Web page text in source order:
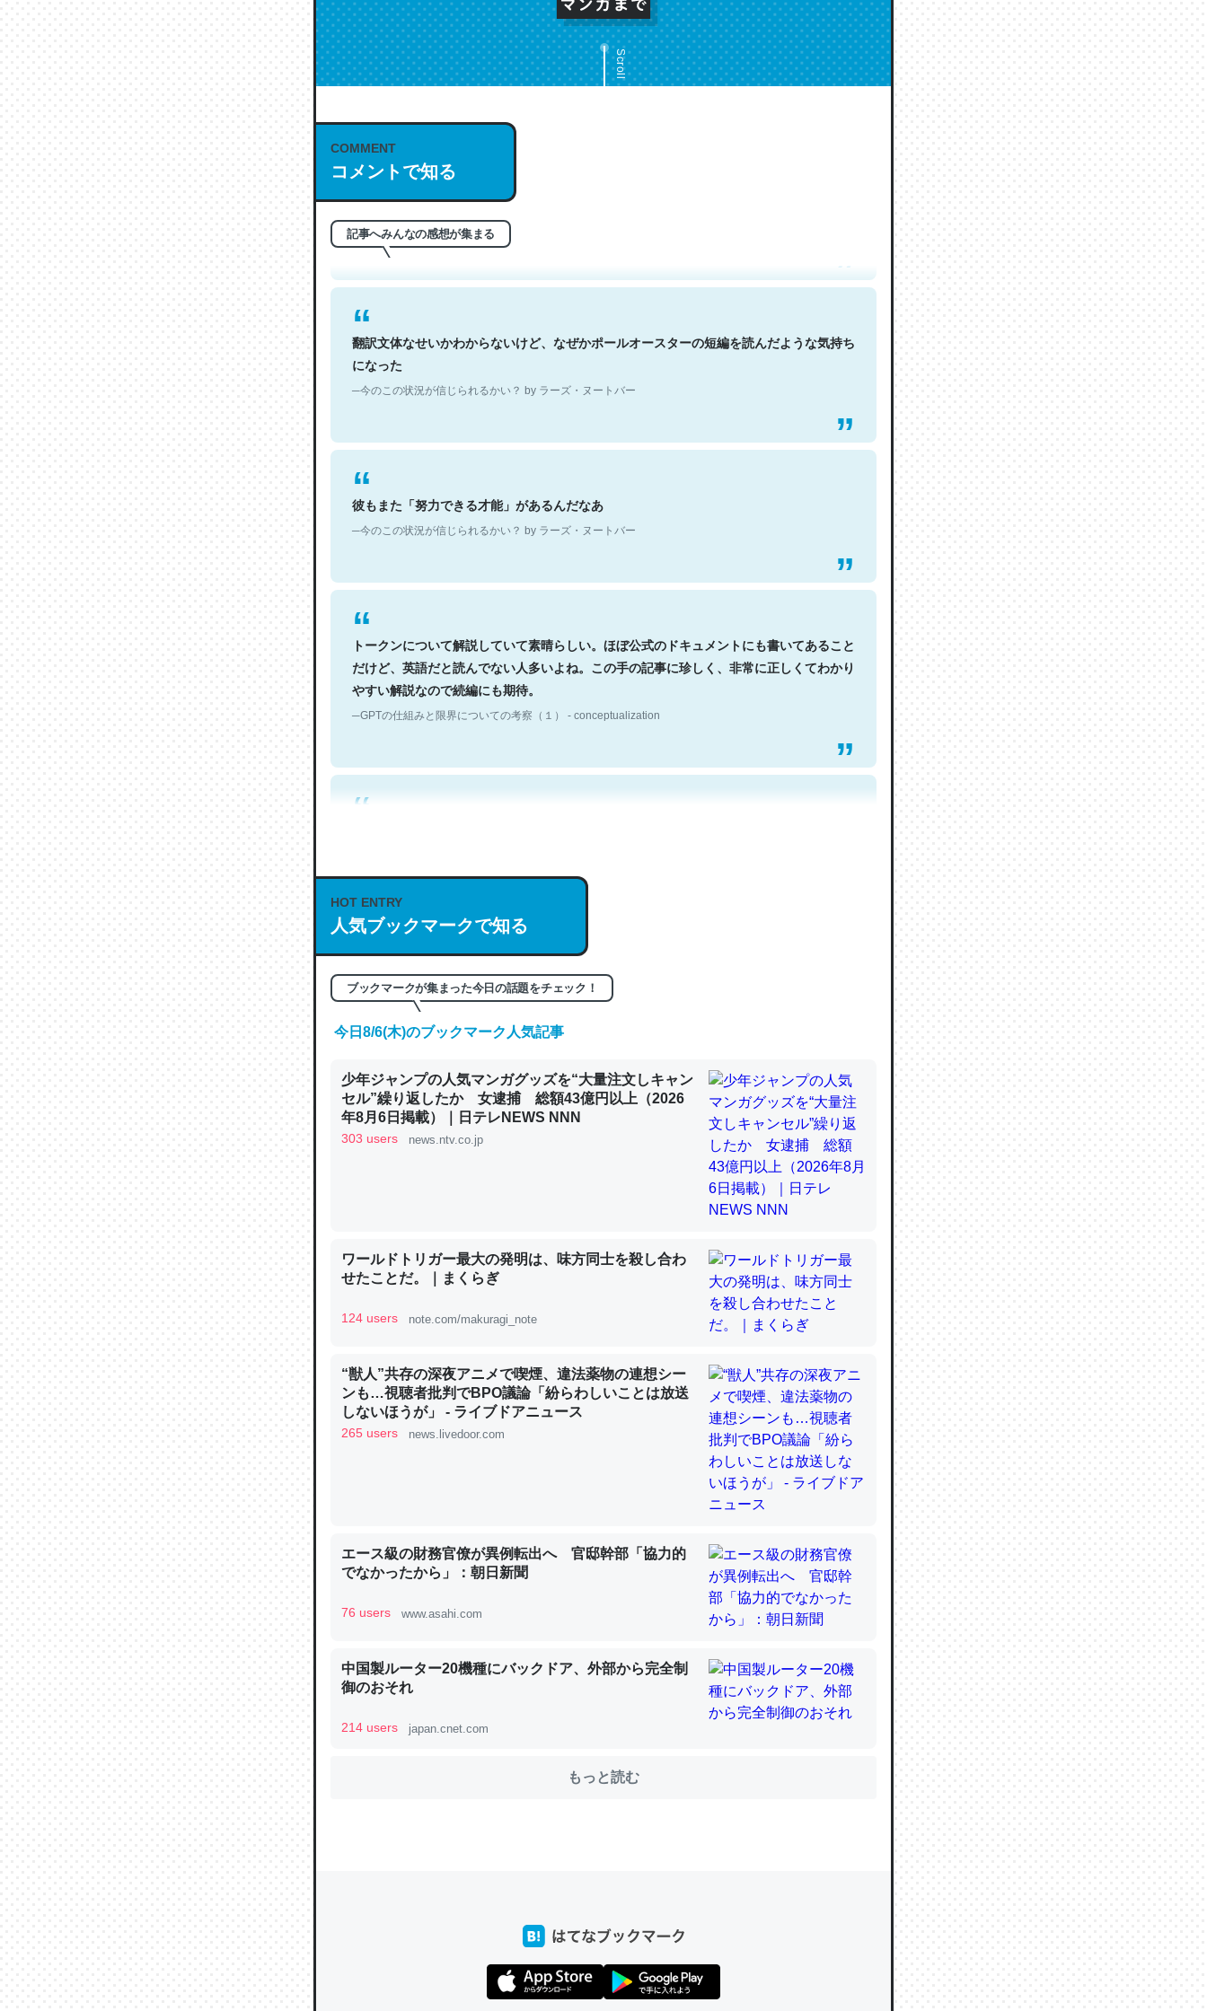
Scroll
COMMENT
コメントで知る
記事へみんなの感想が集まる
これは名文。彼はとてもクレバーなんだろうなと凄く思う。英語少しでも読める人は原文
もお勧め。自分はこの流れ好き。Let’s Fucking Go. Then Covid hit. Shit.
翻訳文体なせいかわからないけど、なぜかポールオースターの短編を読んだような気持ち
になった
─今のこの状況が信じられるかい？ by ラーズ・ヌートバー
彼もまた「努力できる才能」があるんだなあ
─今のこの状況が信じられるかい？ by ラーズ・ヌートバー
トークンについて解説していて素晴らしい。ほぼ公式のドキュメントにも書いてあること
だけど、英語だと読んでない人多いよね。この手の記事に珍しく、非常に正しくてわかり
やすい解説なので続編にも期待。
─GPTの仕組みと限界についての考察（１） - conceptualization
これは良記事。32768トークンだと英語小説100ページ分くらい。小説でいう「ずっと前
の伏線」は回収されないけど、短期記憶というには多い分量。進化すればするほど分かり
─GPTの仕組みと限界についての考察（１） - conceptualization
昆虫ってカルシウム少ないのか。知らんかった。調べたらコオロギのカルシウム分はエビ
─ニュース :: 【研究発表】昆虫学の大問題＝「昆虫はなぜ海にいないのか」に関する新仮説
論文では「淡水はカルシウムも酸素も不足してて両方に不利だから両方が拮抗してるので
チンを強化してる筈だが、酵素が違うのか？
─ニュース :: 【研究発表】昆虫学の大問題＝「昆虫はなぜ海にいないのか」に関する新仮説
これを元に考えるとカルシウムを大量に使う脊椎動物と貝類は苦労してるんだな…。腹足
─ニュース :: 【研究発表】昆虫学の大問題＝「昆虫はなぜ海にいないのか」に関する新仮説
ウチもEchoを実家に置いて４年。でたまに覗いてる。ぼちぼちRingも置こうかと画策
中。あと、Googleマップで位置情報を共有してる。電池残量や充電中かが分かるのでこ
─たまにLINEするくらいだった遠方の父67歳と僕。ITツール導入でコミュニケーションが劇的に変化し
─たまにLINEするくらいだった遠方の父67歳と僕。ITツール導入でコミュニケーションが劇的に変化し
HOT ENTRY
人気ブックマークで知る
ブックマークが集まった今日の話題をチェック！
今日8/6(木)のブックマーク人気記事
少年ジャンプの人気マンガグッズを“大量注文しキャン
セル”繰り返したか 女逮捕 総額43億円以上（2026
年8月6日掲載）｜日テレNEWS NNN
303 users news.ntv.co.jp
ワールドトリガー最大の発明は、味方同士を殺し合わ
せたことだ。｜まくらぎ
124 users note.com/makuragi_note
“獣人”共存の深夜アニメで喫煙、違法薬物の連想シー
ンも…視聴者批判でBPO議論「紛らわしいことは放送
しないほうが」 - ライブドアニュース
265 users news.livedoor.com
エース級の財務官僚が異例転出へ 官邸幹部「協力的
でなかったから」：朝日新聞
76 users www.asahi.com
中国製ルーター20機種にバックドア、外部から完全制
御のおそれ
214 users japan.cnet.com
もっと読む